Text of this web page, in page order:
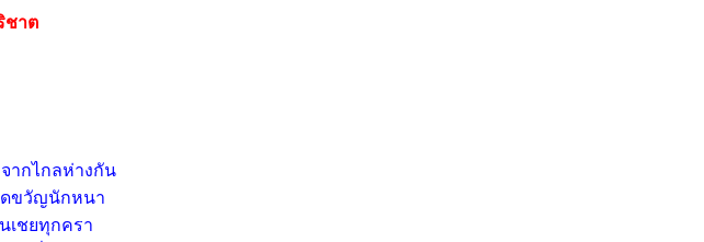
ชาต
ากไกลห่างกัน
ดขวัญนักหนา
เชยทุกครา